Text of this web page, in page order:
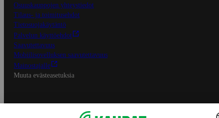
Osuuskauppojen yhteystiedot
Tilaus- ja toimitusehdot
Tietosuojakäytäntö
Palvelun käyttöehdot
Saavutettavuus
Mobiilisovelluksen saavutettavuus
Mainostajalle
Muuta evästeasetuksia
S-ryhmän palvelut